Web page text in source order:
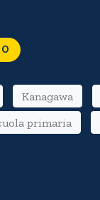
Kanagawa
primaria